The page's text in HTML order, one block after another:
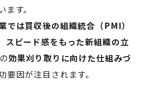
す。
では買収後の組織統合（PMI）
スピード感をもった新組織の立
効果刈り取りに向けた仕組みづ
要因が注目されます。